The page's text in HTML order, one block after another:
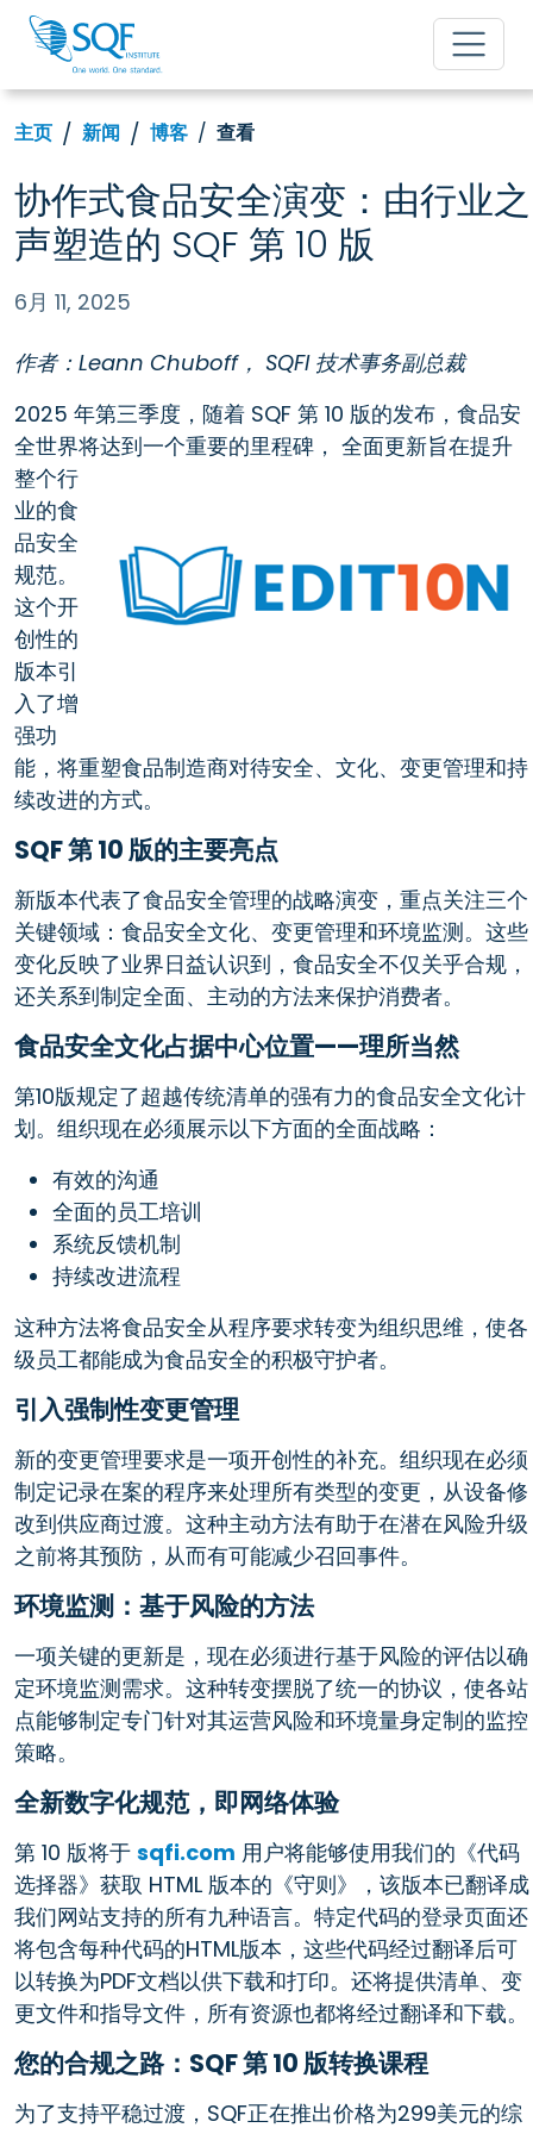
主页 新闻 博客 查看
协作式食品安全演变：由行业之
声塑造的 SQF 第 10 版
6月 11, 2025
作者：Leann Chuboff， SQFI 技术事务副总裁
2025 年第三季度，随着 SQF 第 10 版的发布，食品安
全世界将达到一个重要的里程碑， 全面更新旨在提升
整个行
业的食
品安全
规范。
这个开
创性的
版本引
入了增
强功
能，将重塑食品制造商对待安全、文化、变更管理和持
续改进的方式。
SQF 第 10 版的主要亮点
新版本代表了食品安全管理的战略演变，重点关注三个
关键领域：食品安全文化、变更管理和环境监测。这些
变化反映了业界日益认识到，食品安全不仅关乎合规，
还关系到制定全面、主动的方法来保护消费者。
食品安全文化占据中心位置——理所当然
第10版规定了超越传统清单的强有力的食品安全文化计
划。组织现在必须展示以下方面的全面战略：
有效的沟通
全面的员工培训
系统反馈机制
持续改进流程
这种方法将食品安全从程序要求转变为组织思维，使各
级员工都能成为食品安全的积极守护者。
引入强制性变更管理
新的变更管理要求是一项开创性的补充。组织现在必须
制定记录在案的程序来处理所有类型的变更，从设备修
改到供应商过渡。这种主动方法有助于在潜在风险升级
之前将其预防，从而有可能减少召回事件。
环境监测：基于风险的方法
一项关键的更新是，现在必须进行基于风险的评估以确
定环境监测需求。这种转变摆脱了统一的协议，使各站
点能够制定专门针对其运营风险和环境量身定制的监控
策略。
全新数字化规范，即网络体验
第 10 版将于 sqfi.com 用户将能够使用我们的《代码
选择器》获取 HTML 版本的《守则》，该版本已翻译成
我们网站支持的所有九种语言。特定代码的登录页面还
将包含每种代码的HTML版本，这些代码经过翻译后可
以转换为PDF文档以供下载和打印。还将提供清单、变
更文件和指导文件，所有资源也都将经过翻译和下载。
您的合规之路：SQF 第 10 版转换课程
为了支持平稳过渡，SQF正在推出价格为299美元的综